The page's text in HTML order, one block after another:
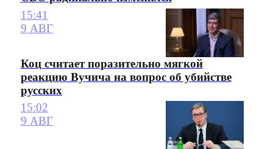
15:41
9 АВГ
Коц считает поразительно мягкой
реакцию Вучича на вопрос об убийстве
русских
15:02
9 АВГ